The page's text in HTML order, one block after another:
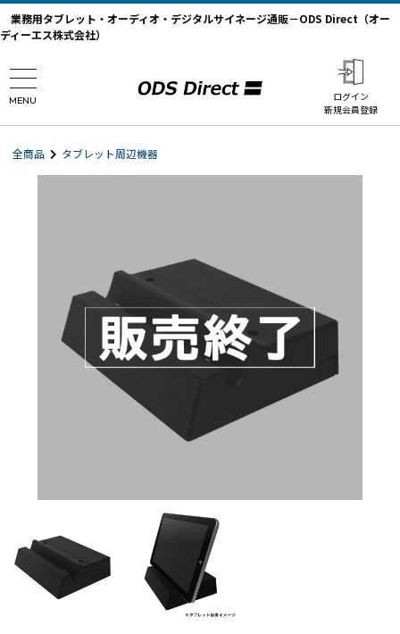
業務用タブレット・オーディオ・デジタルサイネージ通販－ODS Direct（オー
ディーエス株式会社）
MENU
ログイン
新規会員登録
全商品 タブレット周辺機器